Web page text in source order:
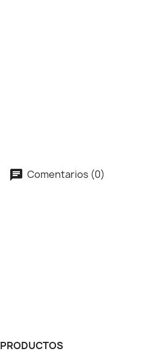
Comentarios (0)
PRODUCTOS